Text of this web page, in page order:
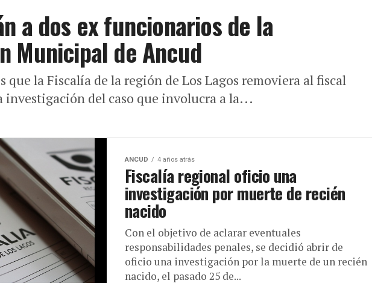
a dos ex funcionarios de la
Municipal de Ancud
que la Fiscalía de la región de Los Lagos removiera al fiscal
investigación del caso que involucra a la...
ANCUD 4 años atrás
Fiscalía regional oficio una
investigación por muerte de recién
nacido
Con el objetivo de aclarar eventuales
responsabilidades penales, se decidió abrir de
oficio una investigación por la muerte de un recién
nacido, el pasado 25 de...